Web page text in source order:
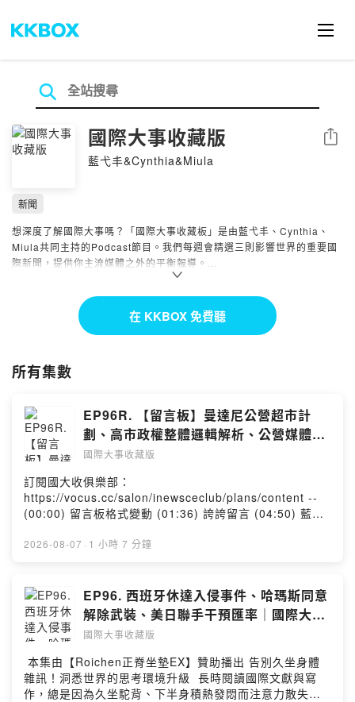
國際大事收藏版
藍弋丰&Cynthia&Miula
分享
新聞
想深度了解國際大事嗎？「國際大事收藏板」是由藍弋丰、Cynthia、
Miula共同主持的Podcast節目。我們每週會精選三則影響世界的重要國
際新聞，提供你主流媒體之外的平衡報導。
看世界不只一種角度，跟著我們一起突破同溫層，收藏國際大事，洞悉世
在 KKBOX 免費聽
所有集數
EP96R. 【留言板】曼達尼公營超市計
劃、高市政權整體邏輯解析、公營媒體的
問題該如何解？、國家需不需要基本工
資？
國際大事收藏版
訂閱國大收俱樂部：
https://vocus.cc/salon/inewsceclub/plans/content --
(00:00) 留言板格式變動 (01:36) 誇誇留言 (04:50) 藍大
憾：英國裁定中國大使館合規 (07:40) Miula 遺珠之憾：
(56:23) 國家需不需要基本工資？ - ★你對觀察國際局勢
有興趣嗎★ 我們是「國際大事收藏版」Podcast節目。 每
周精選三則影響世界的重要新聞，提供主流媒體以外的觀
點 跟著我們一起來收藏國際大事吧！ 「國際大事收藏版」
合作邀約請洽：inewsce@gmail.com --Hosting
provided by SoundOn
2026-08-07 · 1 小時 7 分鐘
EP96. 西班牙休達入侵事件、哈瑪斯同意
解除武裝、美日聯手干預匯率｜國際大事
收藏版
國際大事收藏版
本集由【Roichen正脊坐墊EX】贊助播出 告別久坐身體
雜訊！洞悉世界的思考環境升級 長時閱讀國際文獻與寫
作，總是因為久坐駝背、下半身積熱發悶而注意力散失？